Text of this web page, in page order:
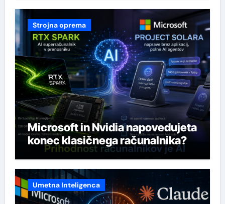
Strojna oprema
Microsoft in Nvidia napovedujeta
konec klasičnega računalnika?
Umetna Inteligenca